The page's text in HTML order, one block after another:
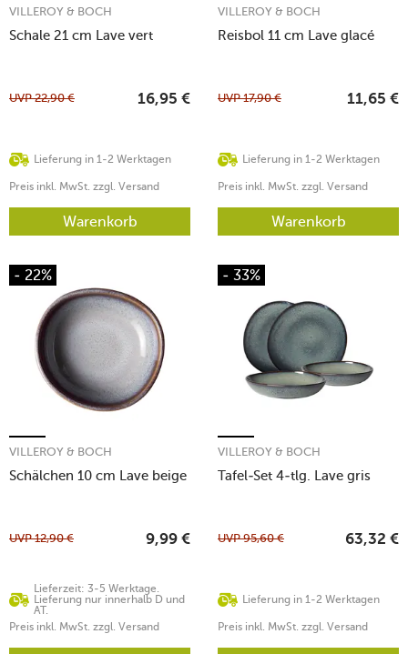
Schale 21 cm Lave vert
VILLEROY & BOCH
Lieferung in 1-2 Werktagen
UVP22,90 € 16,95 €
Preis inkl. MwSt. zzgl. Versand
Warenkorb
Reisbol 11 cm Lave glacé
VILLEROY & BOCH
Lieferung in 1-2 Werktagen
UVP17,90 € 11,65 €
Preis inkl. MwSt. zzgl. Versand
Warenkorb
- 22%
Schälchen 10 cm Lave beige
VILLEROY & BOCH
Lieferzeit: 3-5 Werktage.
Lieferung nur innerhalb D und
AT.
UVP12,90 € 9,99 €
Preis inkl. MwSt. zzgl. Versand
- 33%
Tafel-Set 4-tlg. Lave gris
VILLEROY & BOCH
Lieferung in 1-2 Werktagen
UVP95,60 € 63,32 €
Preis inkl. MwSt. zzgl. Versand